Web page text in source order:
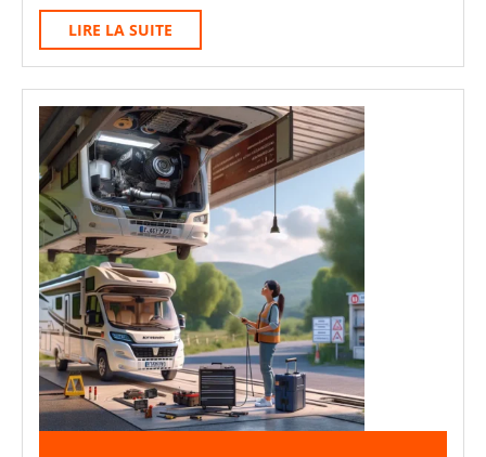
Y
:
Calendrier,
Prix
Et
Ce
Que
Vérifie
Le
Contrôleur
LIRE LA SUITE
LA
SUITE